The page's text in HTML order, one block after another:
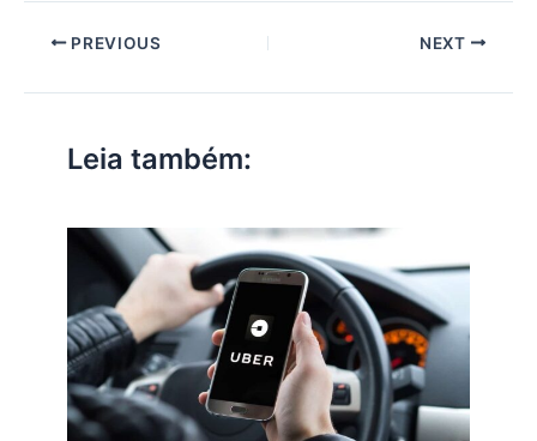
at
s
A
p
p
c
e
b
o
o
k
k
e
dI a Li
ar
e
PREVIOUS NEXT
Leia também: